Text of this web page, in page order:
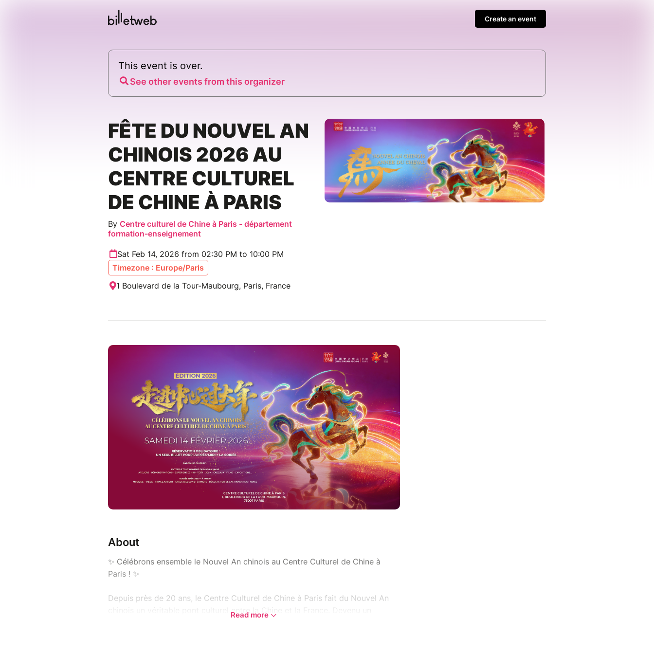
Create an event
This event is over.
See other events from this organizer
FÊTE DU NOUVEL AN
CHINOIS 2026 AU
CENTRE CULTUREL
DE CHINE À PARIS
By Centre culturel de Chine à Paris - département
formation-enseignement
Sat Feb 14, 2026 from 02:30 PM to 10:00 PM
Timezone : Europe/Paris
1 Boulevard de la Tour-Maubourg, Paris, France
About
✨ Célébrons ensemble le Nouvel An chinois au Centre Culturel de Chine à
Paris ! ✨
Depuis près de 20 ans, le Centre Culturel de Chine à Paris fait du Nouvel An
chinois un véritable pont culturel entre la Chine et la France. Devenu un
Read more